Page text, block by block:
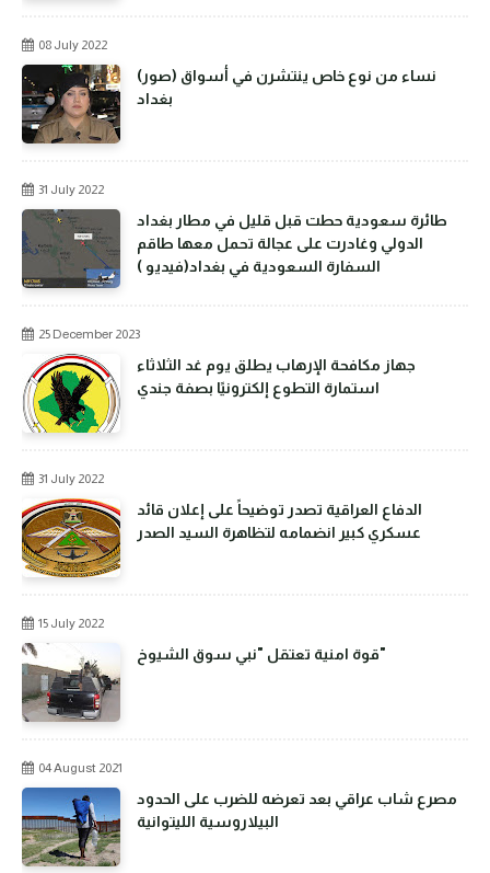
08 July 2022
(صور) نساء من نوع خاص ينتشرن في أسواق
بغداد
31 July 2022
طائرة سعودية حطت قبل قليل في مطار بغداد
الدولي وغادرت على عجالة تحمل معها طاقم
السفارة السعودية في بغداد(فيديو )
25 December 2023
جهاز مكافحة الإرهاب يطلق يوم غد الثلاثاء
استمارة التطوع إلكترونيًا بصفة جندي
31 July 2022
الدفاع العراقية تصدر توضيحاً على إعلان قائد
عسكري كبير انضمامه لتظاهرة السيد الصدر
15 July 2022
قوة امنية تعتقل "نبي سوق الشيوخ"
04 August 2021
مصرع شاب عراقي بعد تعرضه للضرب على الحدود
البيلاروسية الليتوانية